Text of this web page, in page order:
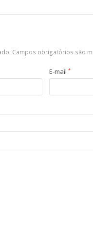
Campos obrigatórios são
E-mail *